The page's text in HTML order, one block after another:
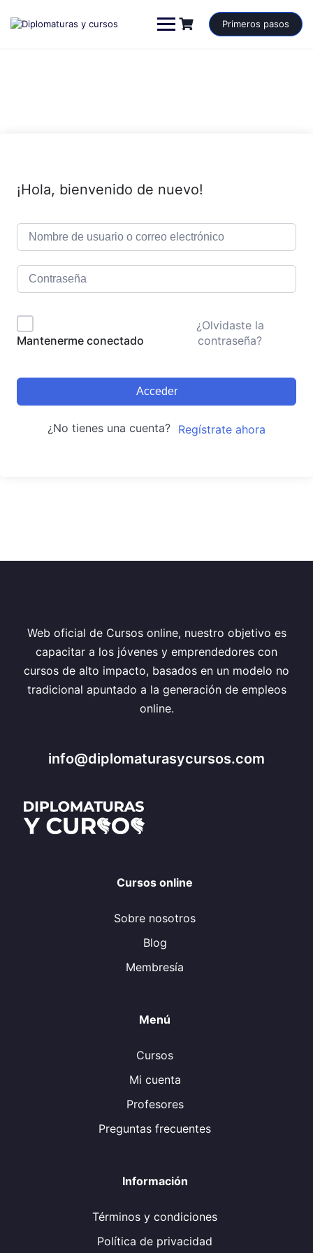
contenido
Primeros pasos
¡Hola, bienvenido de nuevo!
Mantenerme conectado
¿Olvidaste la
contraseña?
Acceder
¿No tienes una cuenta? Regístrate ahora
Web oficial de Cursos online, nuestro objetivo es
capacitar a los jóvenes y emprendedores con
cursos de alto impacto, basados en un modelo no
tradicional apuntado a la generación de empleos
online.
info@diplomaturasycursos.com
Cursos online
Sobre nosotros
Blog
Membresía
Menú
Cursos
Mi cuenta
Profesores
Preguntas frecuentes
Información
Términos y condiciones
Política de privacidad